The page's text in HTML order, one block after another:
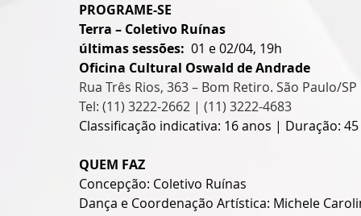
PROGRAME-SE
Terra – Coletivo Ruínas
últimas sessões: 01 e 02/04, 19h
Oficina Cultural Oswald de Andrade
Rua Três Rios, 363 – Bom Retiro. São Paulo/SP
Tel: (11) 3222-2662 | (11) 3222-4683
Classificação indicativa: 16 anos | Duração:
QUEM FAZ
Concepção: Coletivo Ruínas
Dança e Coordenação Artística: Michele